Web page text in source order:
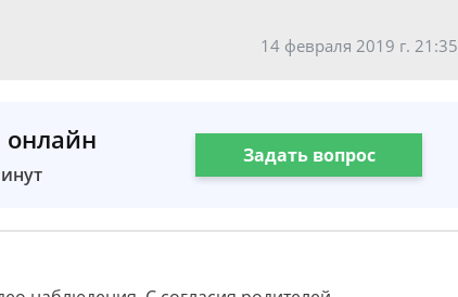
14 февраля 2019 г. 21:35
онлайн Задать вопрос